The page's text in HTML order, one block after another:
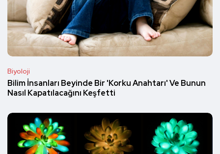
Biyoloji
Bilim İnsanları Beyinde Bir 'Korku Anahtarı' Ve Bunun
Nasıl Kapatılacağını Keşfetti